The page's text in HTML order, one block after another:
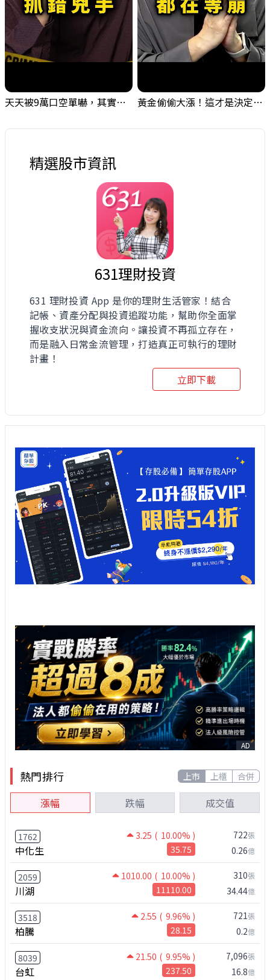
天天被9萬口空單嚇，其實你盯錯地方了｜Mr.Jimmy高志銘 #台股 #外資期貨 #融資 黃金偷偷大漲！這才是決定台股生死的「真風向球」！｜Mr.Jimmy高志銘 #黃金 #美元指數 #聯準會
精選股市資訊
631理財投資
631 理財投資 App 是你的理財生活管家！結合
記帳、資產分配與投資追蹤功能，幫助你全面掌
握收支狀況與資金流向。讓投資不再孤立存在，
而是融入日常金流管理，打造真正可執行的理財
計畫！
立即下載
AD
熱門排行 上市 上櫃 合併
漲幅 跌幅 成交值
1762 3.25 ( 10.00% )
中化生 35.75
722張
0.26億
2059 1010.00 ( 10.00% )
川湖 11110.00
310張
34.44億
3518 2.55 ( 9.96% )
柏騰 28.15
721張
0.2億
8039 21.50 ( 9.95% )
台虹 237.50
7,096張
16.8億